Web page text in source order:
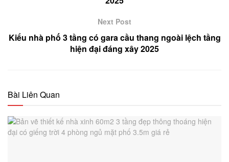
Next Post
Kiểu nhà phố 3 tầng có gara cầu thang ngoài lệch tầng
hiện đại đáng xây 2025
Bài Liên Quan